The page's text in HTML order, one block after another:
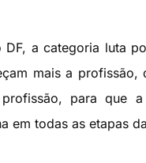
DF, a categoria luta
mais a
profissão, para que
em todas as etapas